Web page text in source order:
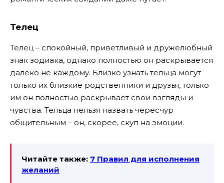
Телец
Телец – спокойный, приветливый и дружелюбный
знак зодиака, однако полностью он раскрывается
далеко не каждому. Близко узнать тельца могут
только их близкие родственники и друзья, только
им он полностью раскрывает свои взгляды и
чувства. Тельца нельзя назвать чересчур
общительным – он, скорее, скуп на эмоции.
Читайте также: 7 Правил для исполнения
желаний